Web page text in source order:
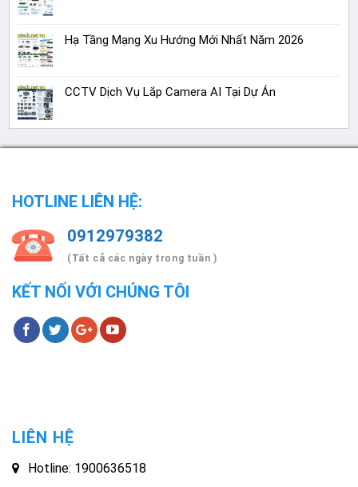
Hạ Tầng Mạng Xu Hướng Mới Nhất Năm 2026
CCTV Dịch Vụ Lắp Camera AI Tại Dự Án
HOTLINE LIÊN HỆ:
0912979382
(Tất cả các ngày trong tuần )
KẾT NỐI VỚI CHÚNG TÔI
LIÊN HỆ
Hotline: 1900636518